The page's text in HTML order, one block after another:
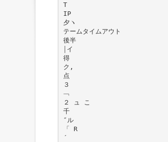
T
IP
夕ヽ
テームタイムアウト
後半
￨イ
得
ク,
点
３
﹁
２ ュ こ
千
″ル
「 R
´